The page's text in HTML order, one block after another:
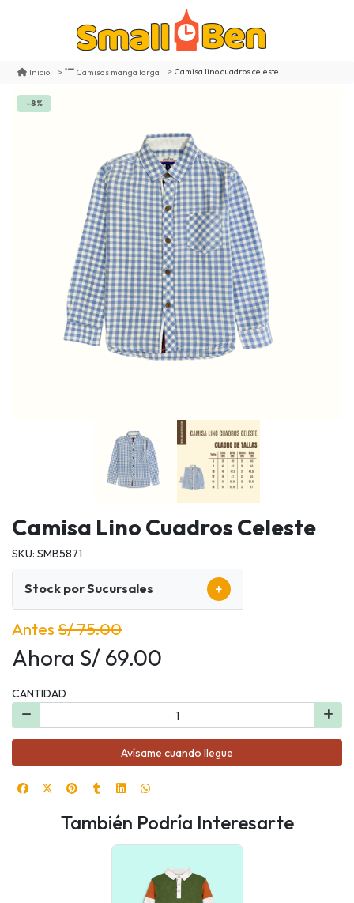
Inicio Camisas manga larga Camisa lino cuadros celeste
-8%
Camisa Lino Cuadros Celeste
SKU: SMB5871
Stock por Sucursales +
AntesS/ 75.00
Ahora S/ 69.00
CANTIDAD
Avísame cuando llegue
También Podría Interesarte